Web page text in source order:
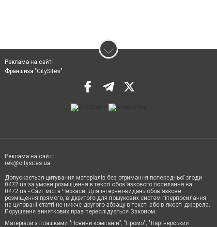
Реклама на сайті
Франшиза "CitySites"
Реклама на сайті:
rek@citysites.ua
Допускається цитування матеріалів без отримання попередньої згоди
0472.ua за умови розміщення в тексті обов'язкового посилання на
0472.ua - Сайт міста Черкаси. Для інтернет-видань обов'язкове
розміщення прямого, відкритого для пошукових систем гіперпосилання
на цитовані статті не нижче другого абзацу в тексті або в якості джерела.
Порушення виняткових прав переслідується Законом.
Матеріали з плашками "Новини компаній", "Промо", "Партнерський